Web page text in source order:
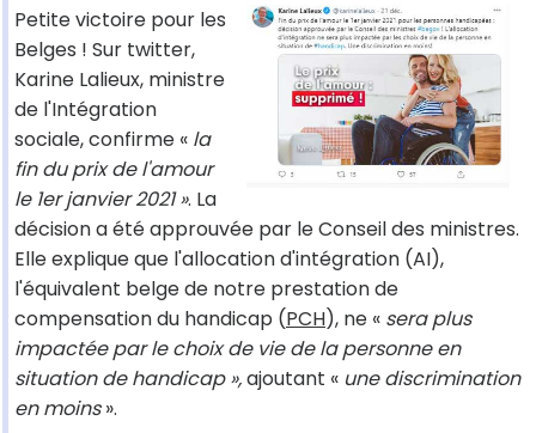
Petite victoire pour les
Belges ! Sur twitter,
Karine Lalieux, ministre
de l'Intégration
sociale, confirme « la
fin du prix de l'amour
le 1er janvier 2021 ». La
décision a été approuvée par le Conseil des ministres.
Elle explique que l'allocation d'intégration (AI),
l'équivalent belge de notre prestation de
compensation du handicap (PCH), ne « sera plus
impactée par le choix de vie de la personne en
situation de handicap »,ajoutant « une discrimination
en moins».